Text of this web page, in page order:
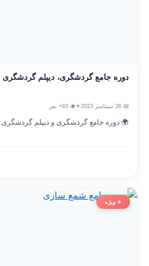
دوره جامع گردشگری، دیپلم گردشگری
👨‍🎓 93+ نفر
🌍 دوره جامع گردشگری و دیپلم گردشگری
⭐ ویژه